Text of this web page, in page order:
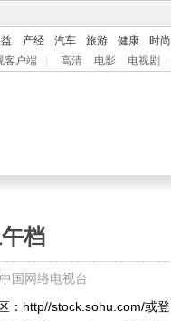
产经 汽车 旅游 健康 时尚
客户端 高清 电影 电视剧
档
国网络电视台
：http//stock.sohu.com/或登